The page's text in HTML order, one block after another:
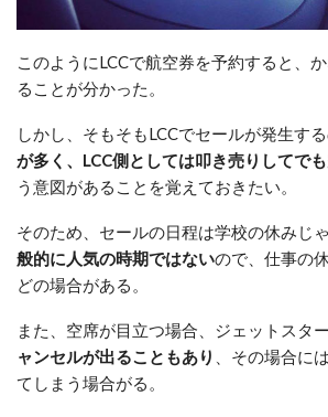
このようにLCCで航空券を予約すると、
ることが分かった。
しかし、そもそもLCCでセールが発生す
が多く、LCC側としては叩き売りしてで
う意図があることを覚えておきたい。
そのため、セールの日程は学校の休みじ
般的に人気の時期ではないので、仕事の
どの場合がある。
また、空席が目立つ場合、ジェットスタ
ャンセルが出ることもあり
、その場合に
てしまう場合がる。